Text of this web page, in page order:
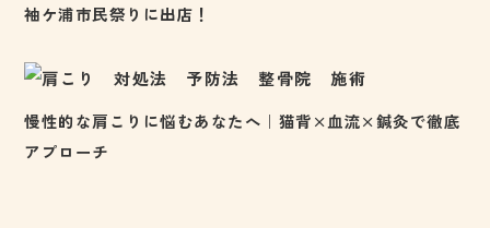
袖ケ浦市民祭りに出店！
慢性的な肩こりに悩むあなたへ｜猫背×血流×鍼灸で徹底
アプローチ